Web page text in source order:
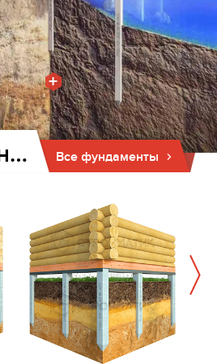
+
Все фундаменты
Фундамент для дома и бани на забивных ж/б сваях в Ачинске